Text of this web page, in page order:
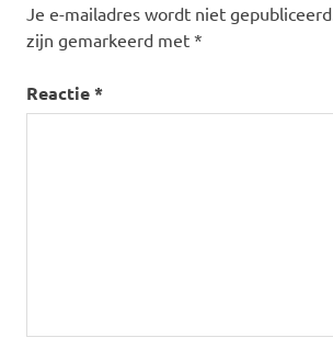
Je e-mailadres wordt niet gepubliceerd.
zijn gemarkeerd met *
Reactie*